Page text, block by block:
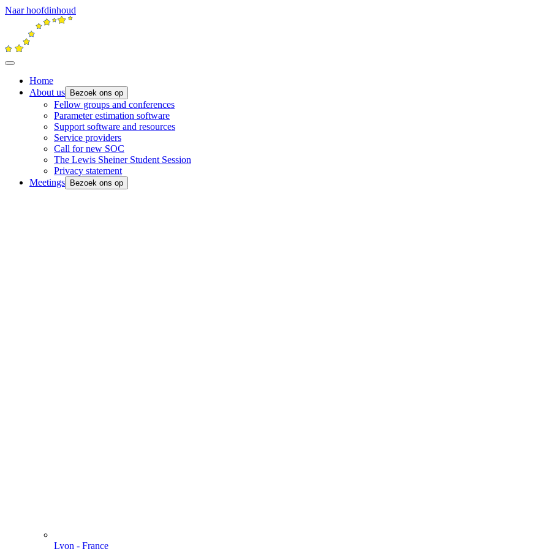
Naar hoofdinhoud
Home
About us
Bezoek ons op
Fellow groups and conferences
Parameter estimation software
Support software and resources
Service providers
Call for new SOC
The Lewis Sheiner Student Session
Privacy statement
Meetings
Bezoek ons op
Lyon - France